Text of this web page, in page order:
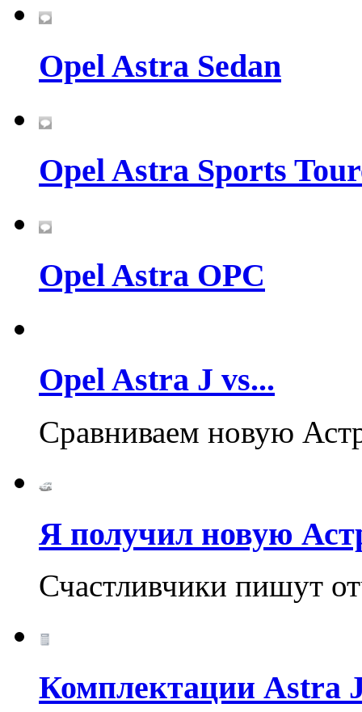
Opel Astra Sedan
Opel Astra Sports
Opel Astra OPC
Opel Astra J vs...
Cравниваем новую
Я получил новую
Счастливчики пишут
Комплектации Astra